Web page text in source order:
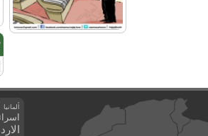
ألمانيا
الاردن